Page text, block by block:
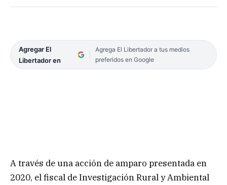
Agregar El
Libertador en
Agrega El Libertador a tus medios
preferidos en Google
A través de una acción de amparo presentada en
2020, el fiscal de Investigación Rural y Ambiental